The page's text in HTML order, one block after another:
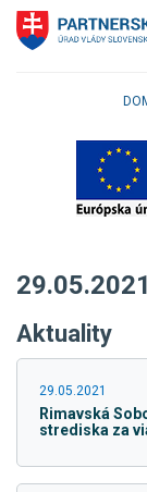
Klávesové
skratky
Skočiť
menu
na
Skočiť
stránky
29.05.2021
Aktuality
29.05.2021
Rimavská
strediska za